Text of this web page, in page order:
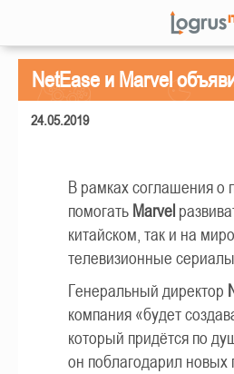
NetEase и Marvel
24.05.2019
В рамках соглашения о
помогать Marvel
китайском, так и на
телевизионные
Генеральный директор
компания «будет
который придётся по
он поблагодарил новых